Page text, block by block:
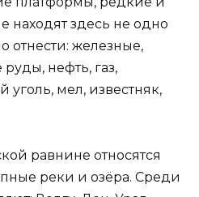
находят здесь не одно
отнести: железные,
нефть, газ,
мел, известняк,
равнине относятся
реки и озёра. Среди